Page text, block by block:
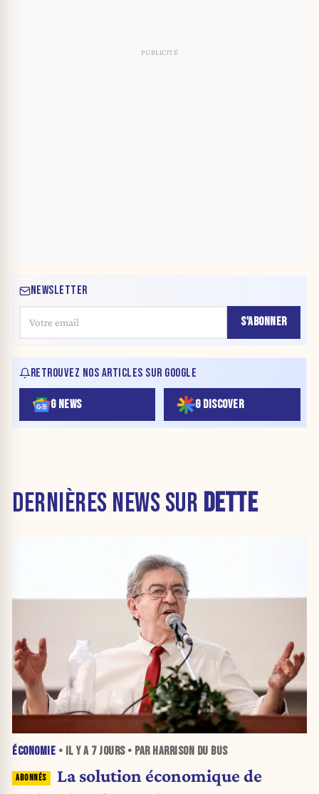
NEWSLETTER
S'ABONNER
RETROUVEZ NOS ARTICLES SUR GOOGLE
G NEWS G DISCOVER
DERNIÈRES NEWS SUR DETTE
ÉCONOMIE • IL Y A 7 JOURS• PAR HARRISON DU BUS
La solution économique de